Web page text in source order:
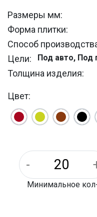
Размеры мм:
Форма плитки:
Способ
Цели: Под авто, Под
Толщина изделия:
На паллете м/кв:
Назначение:
Вес 1 паллета:
Цвет:
Минимальное